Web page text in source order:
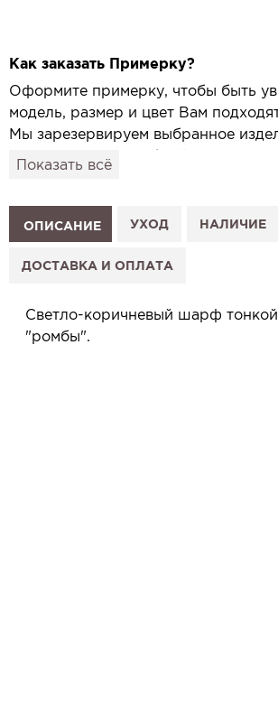
Как заказать Примерку?
Оформите примерку, чтобы быть
модель, размер и цвет Вам
Мы зарезервируем выбранное
привезём его в удобный для вас
1. Выберите изделие на сайте.
2. Нажмите «Заказать примерку» и
3. Заполните форму и отправьте
сообщим, когда изделие будет
Услуга бесплатная и ни к чему не
Показать всё
ОПИСАНИЕ УХОД НАЛИЧИЕ
ДОСТАВКА И ОПЛАТА
Светло-коричневый шарф тонкой
"ромбы".